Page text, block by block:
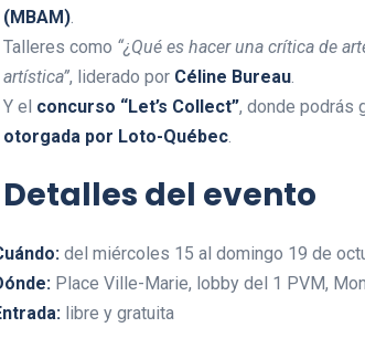
(MBAM).
Talleres como “¿Qué es hacer una crítica de
artística”, liderado por Céline Bureau.
Y el concurso “Let’s Collect”, donde podrás
otorgada por Loto-Québec.
Detalles del evento
del miércoles 15 al domingo 19 de
Place Ville-Marie, lobby del 1 PVM,
libre y gratuita